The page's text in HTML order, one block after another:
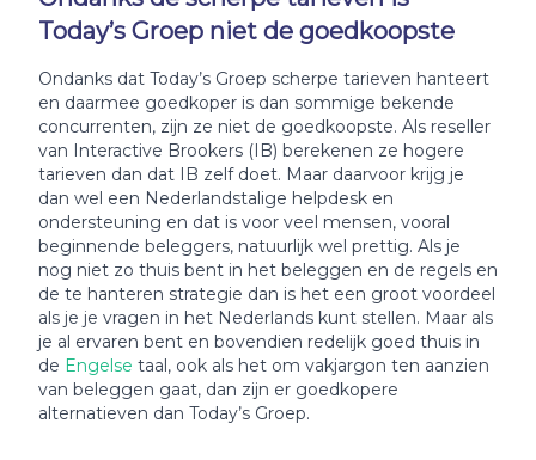
Today’s Groep niet de goedkoopste
Ondanks dat Today’s Groep scherpe tarieven hanteert
en daarmee goedkoper is dan sommige bekende
concurrenten, zijn ze niet de goedkoopste. Als reseller
van Interactive Brookers (IB) berekenen ze hogere
tarieven dan dat IB zelf doet. Maar daarvoor krijg je
dan wel een Nederlandstalige helpdesk en
ondersteuning en dat is voor veel mensen, vooral
beginnende beleggers, natuurlijk wel prettig. Als je
nog niet zo thuis bent in het beleggen en de regels en
de te hanteren strategie dan is het een groot voordeel
als je je vragen in het Nederlands kunt stellen. Maar als
je al ervaren bent en bovendien redelijk goed thuis in
de Engelse taal, ook als het om vakjargon ten aanzien
van beleggen gaat, dan zijn er goedkopere
alternatieven dan Today’s Groep.